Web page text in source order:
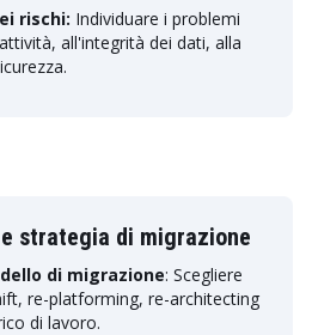
rischi: Individuare i problemi
all'integrità dei dati, alla
strategia di migrazione
di migrazione: Scegliere
re-platforming, re-architecting
di lavoro.